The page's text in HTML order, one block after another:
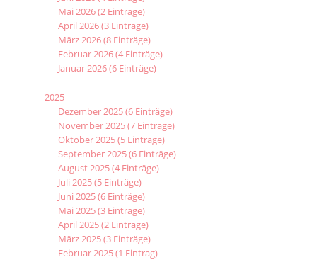
Mai 2026 (2 Einträge)
April 2026 (3 Einträge)
März 2026 (8 Einträge)
Februar 2026 (4 Einträge)
Januar 2026 (6 Einträge)
2025
Dezember 2025 (6 Einträge)
November 2025 (7 Einträge)
Oktober 2025 (5 Einträge)
September 2025 (6 Einträge)
August 2025 (4 Einträge)
Juli 2025 (5 Einträge)
Juni 2025 (6 Einträge)
Mai 2025 (3 Einträge)
April 2025 (2 Einträge)
März 2025 (3 Einträge)
Februar 2025 (1 Eintrag)